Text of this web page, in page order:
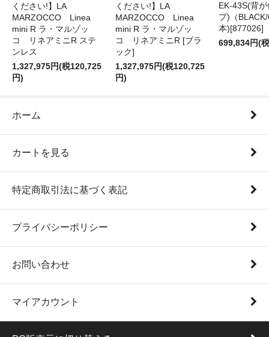
ください!】LA
MARZOCCO Linea
mini R ラ・マルゾッ
コ リネアミニR ステ
ンレス
1,327,975円(税120,725
円)
ください!】LA
MARZOCCO Linea
mini R ラ・マルゾッ
コ リネアミニR [ブラ
ック]
1,327,975円(税120,725
円)
EK-43S(背
プ)（
本)[877026]
699,834円(
ホーム
カートを見る
特定商取引法に基づく表記
プライバシーポリシー
お問い合わせ
マイアカウント